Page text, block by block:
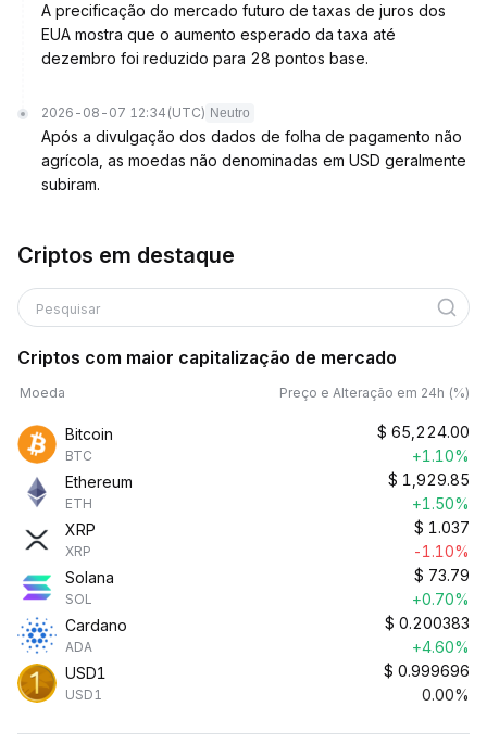
A precificação do mercado futuro de taxas de juros dos
EUA mostra que o aumento esperado da taxa até
dezembro foi reduzido para 28 pontos base.
2026-08-07 12:34 (UTC) Neutro
Após a divulgação dos dados de folha de pagamento não
agrícola, as moedas não denominadas em USD geralmente
subiram.
Criptos em destaque
Pesquisar
Criptos com maior capitalização de mercado
Moeda Preço e Alteração em 24h (%)
Bitcoin
BTC
$ 65,224.00
+1.10%
Ethereum
ETH
$ 1,929.85
+1.50%
XRP
XRP
$ 1.037
-1.10%
Solana
SOL
$ 73.79
+0.70%
Cardano
ADA
$ 0.200383
+4.60%
USD1
USD1
$ 0.999696
0.00%